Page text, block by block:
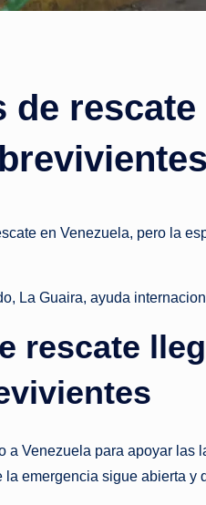
s
n
t
de
en Venezuela, pero la
La Guaira, ayuda
rescate
Venezuela para apoyar
emergencia sigue abierta